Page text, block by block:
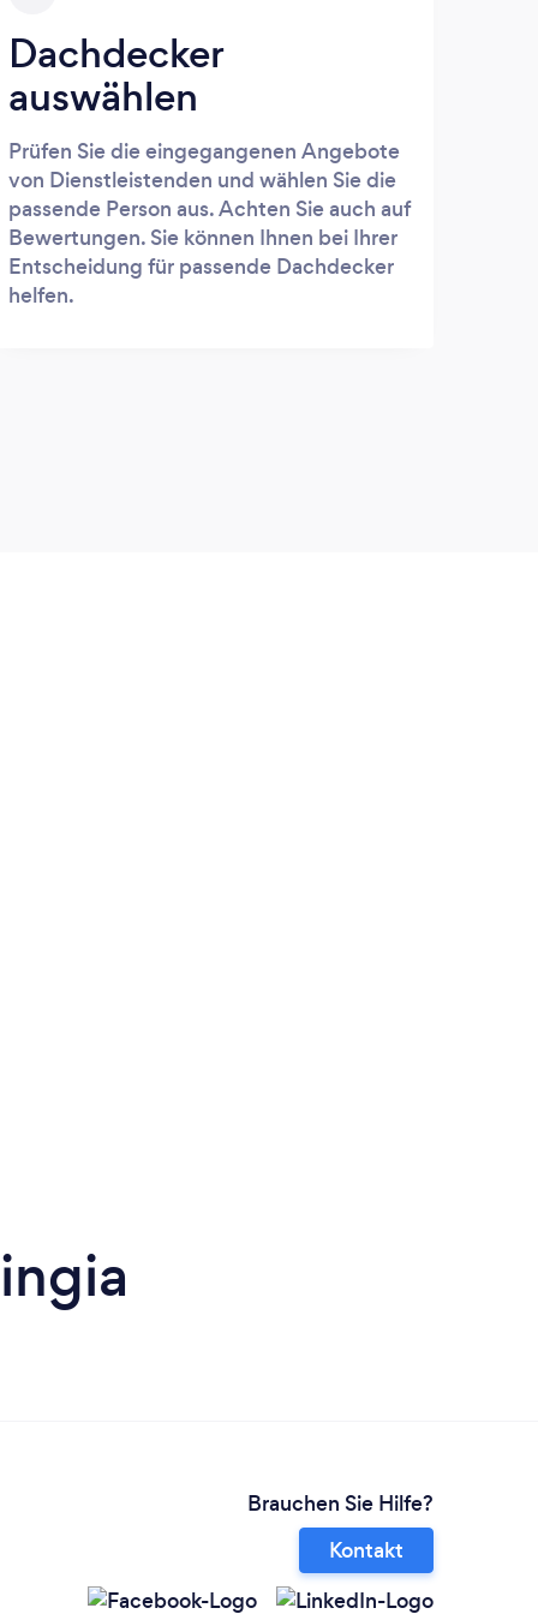
Dachdecker
auswählen
Prüfen Sie die eingegangenen Angebote
von Dienstleistenden und wählen Sie die
passende Person aus. Achten Sie auch auf
Bewertungen. Sie können Ihnen bei Ihrer
Entscheidung für passende Dachdecker
helfen.
Brauchen Sie Hilfe?
Kontakt